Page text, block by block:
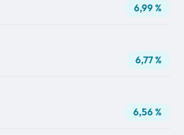
6,99 %
6,77 %
6,56 %